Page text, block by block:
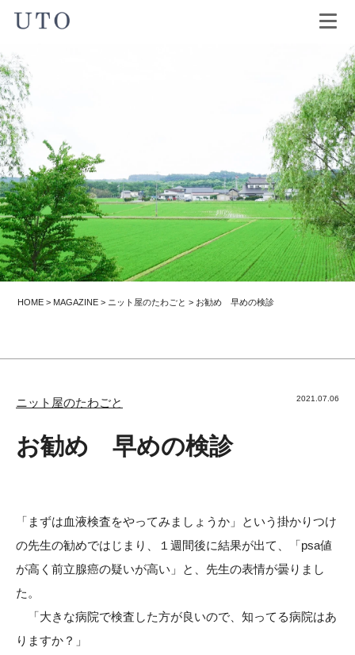
HOME > MAGAZINE > ニット屋のたわごと > お勧め 早めの検診
2021.07.06
ニット屋のたわごと
お勧め 早めの検診
「まずは血液検査をやってみましょうか」という掛かりつけ
の先生の勧めではじまり、１週間後に結果が出て、「psa値
が高く前立腺癌の疑いが高い」と、先生の表情が曇りまし
た。
「大きな病院で検査した方が良いので、知ってる病院はあ
りますか？」